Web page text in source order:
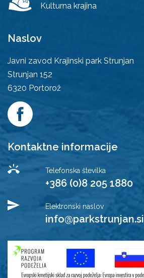
Kulturna krajina
Naslov
Javni zavod Krajinski park Strunjan
Strunjan 152
6320 Portorož
Kontaktne informacije
Telefonska številka
+386 (0)8 205 1880
Elektronski naslov
info@parkstrunjan.si